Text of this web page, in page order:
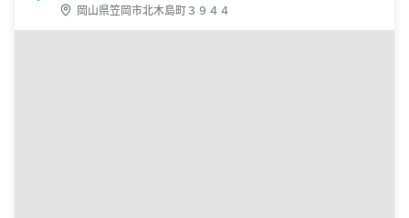
岡山県笠岡市北木島町３９４４